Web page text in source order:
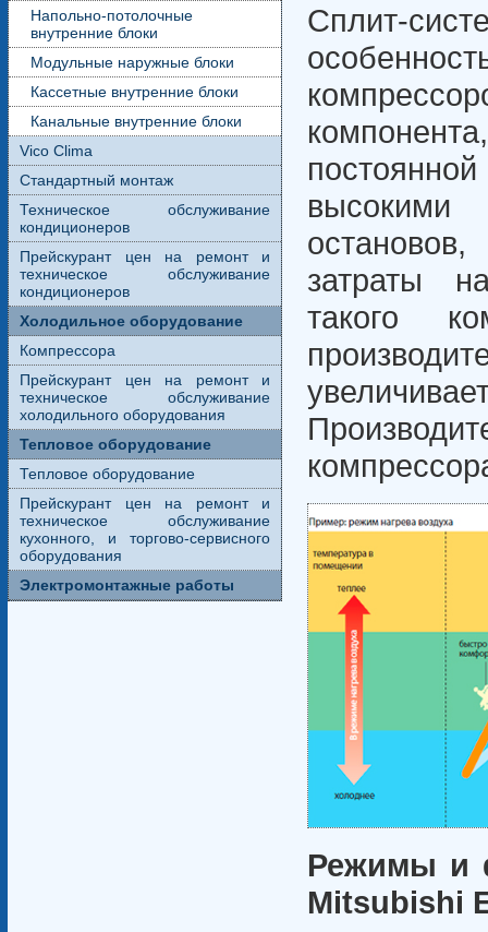
Напольно-потолочные
внутренние блоки
Модульные наружные блоки
Кассетные внутренние блоки
Канальные внутренние блоки
Vico Clima
Стандартный монтаж
Техническое обслуживание
кондиционеров
Прейскурант цен на ремонт и
техническое обслуживание
кондиционеров
Холодильное оборудование
Компрессора
Прейскурант цен на ремонт и
техническое обслуживание
холодильного оборудования
Тепловое оборудование
Тепловое оборудование
Прейскурант цен на ремонт и
техническое обслуживание
кухонного, и торгово-сервисного
оборудования
Электромонтажные работы
Сплит-
затраты
такого
Режимы и
Mitsubishi